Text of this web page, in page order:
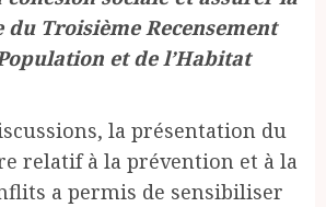
du Troisième Recensement
et de l’Habitat
la présentation du
relatif à la prévention et à la
a permis de sensibiliser